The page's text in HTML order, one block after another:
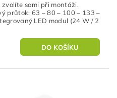
sami při montáži.
průtok: 63 – 80 – 100 – 133 –
LED modul (24 W / 2